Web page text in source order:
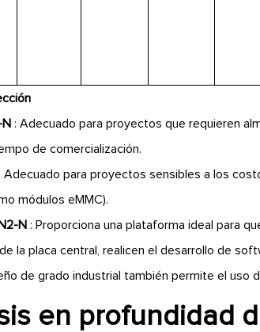
: Adecuado para proyectos que requieren
de comercialización.
Adecuado para proyectos sensibles a los
módulos eMMC).
N : Proporciona una plataforma ideal para
la placa central, realicen el desarrollo de
de grado industrial también permite el uso
en profundidad